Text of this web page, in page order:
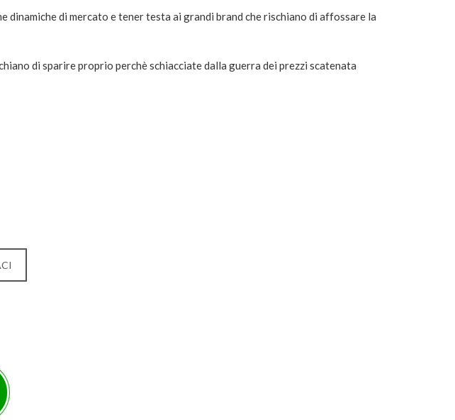
di mercato e tener testa ai grandi brand che rischiano di affossare la
di sparire proprio perchè schiacciate dalla guerra dei prezzi scatenata